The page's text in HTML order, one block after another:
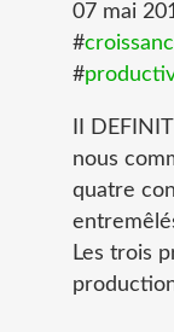
07 mai
#
#
II
nous
quatre
Les trois